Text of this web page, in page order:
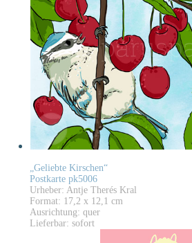
„Geliebte Kirschen“
Postkarte pk5006
Urheber: Antje Therés Kral
Format: 17,2 x 12,1 cm
Ausrichtung: quer
Lieferbar: sofort